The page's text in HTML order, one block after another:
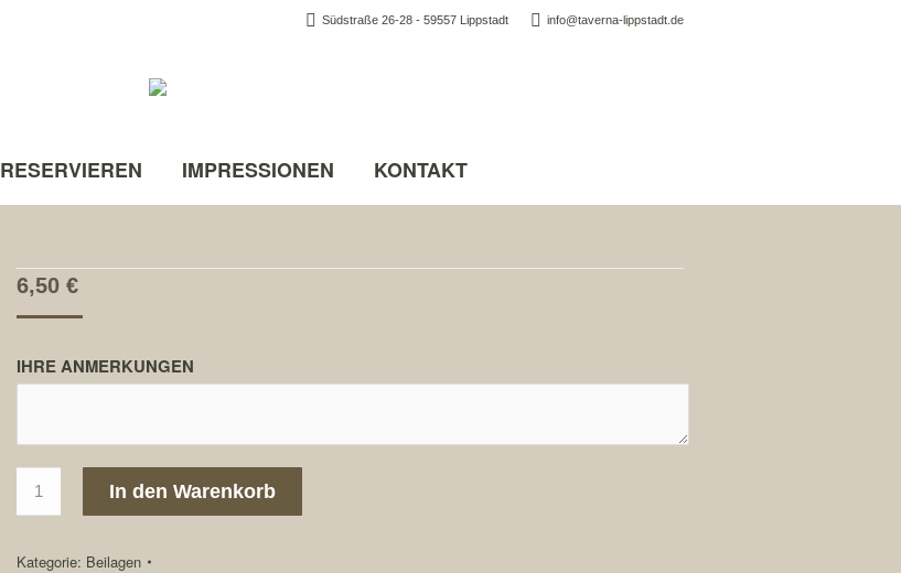
Südstraße 26-28 - 59557 Lippstadt info@taverna-lippstadt.de
RESERVIEREN IMPRESSIONEN KONTAKT
6,50 €
IHRE ANMERKUNGEN
Gemischter
Menge
In den Warenkorb
Kategorie: Beilagen